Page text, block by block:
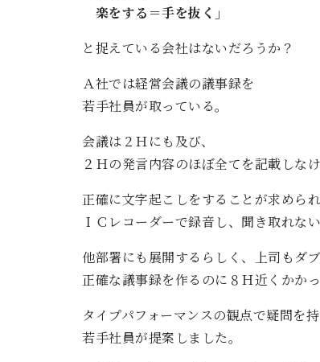
楽をする＝手を抜く」
と捉えている会社はないだろうか？
Ａ社では経営会議の議事録を
若手社員が取っている。
会議は２Ｈにも及び、
２Ｈの発言内容のほぼ全てを記載しな
正確に文字起こしをすることが求めら
ＩＣレコーダーで録音し、聞き取れな
他部署にも展開するらしく、上司もダブ
正確な議事録を作るのに８Ｈ近くかかっ
タイプパフォーマンスの観点で疑問を
若手社員が提案しました。